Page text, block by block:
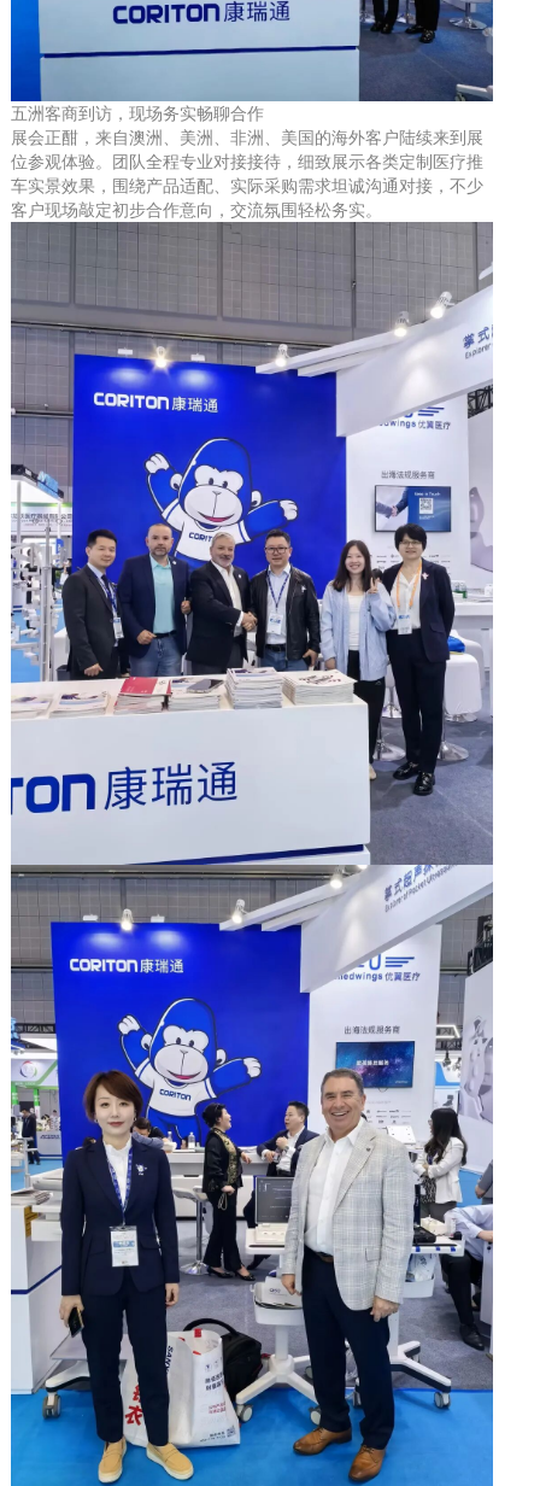
五洲客商到访，现场务实畅聊合作
展会正酣，来自澳洲、美洲、非洲、美国的海外客户陆续来到展
位参观体验。团队全程专业对接接待，细致展示各类定制医疗推
车实景效果，围绕产品适配、实际采购需求坦诚沟通对接，不少
客户现场敲定初步合作意向，交流氛围轻松务实。